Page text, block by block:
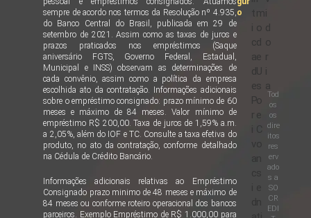
sempre de acordo nos termos da Resolução nº 4.935,
do Banco Central do Brasil, publicada em 29 de
setembro de 2021. Assim como as taxas de juros e
prazos praticados nos empréstimos (Saque
aniversário FGTS, Governo Federal, Estadual,
Municipal e INSS) observam as determinações de
cada convênio, assim como a política da empresa
escolhida ato da contratação. Informações adicionais
sobre o empréstimo consignado: prazo mínimo de 60
meses e máximo de 84 meses. Valor mínimo de
empréstimo R$ 200,00. Taxa de juros de 1,59% a.m.
a 2,05%, além do IOF e TC. Consulte a taxa efetiva do
produto, no ato da contratação, conforme detalhado
na Cédula de Crédito Bancário.
Informações adicionais relativas ao Empréstimo
Consignado prazo minimo de 48 meses e máximo de
84 meses ou conforme roteiro operacional dos bancos
parceiros. Exemplo Empréstimo de R$ 1.000,00 para
o
i
c
a
d
e
P
r
m
o
d
e
U
s
o
e
i
d
o
r
i
a
Tod
os
os
dire
itos
res
erv
ado
s a
SO
CR
EDI